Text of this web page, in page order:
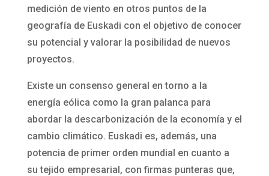
medición de viento en otros puntos de la
geografía de Euskadi con el objetivo de conocer
su potencial y valorar la posibilidad de nuevos
proyectos.
Existe un consenso general en torno a la
energía eólica como la gran palanca para
abordar la descarbonización de la economía y el
cambio climático. Euskadi es, además, una
potencia de primer orden mundial en cuanto a
su tejido empresarial, con firmas punteras que,